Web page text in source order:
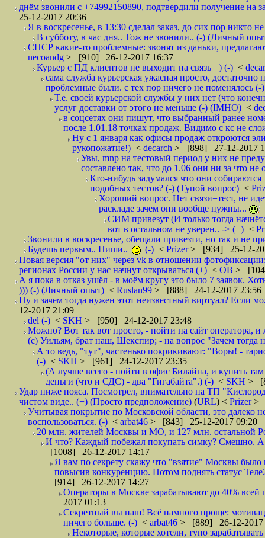
днём звонили с +74992150890, подтвердили получение на
25-12-2017 20:36
Я в воскресенье, в 13:30 сделал заказ, до сих пор никто
В субботу, в час дня.. Тож не звонили.. (-) (Личный
СПСР какие-то проблемные: звонят из даньки,
necoandg > [910] 26-12-2017 16:37
Курьер с ПД клиентов не выходит на связь =) (-) <
сама служба курьерская ужасная просто,
проблемные были. с тех пор ничего не поменялось (-)
Т.е. своей курьерской службы у них нет (что
услуг доставки от этого не меньше (-) (IMHO) <
в соцсетях они пишут, что выбранный ранее
после 1.01.18 точках продаж. Видимо с кс не
Ну с 1 января как офисы продаж откроются
рукопожатие!) < decarch > [898] 27-12-2017
Увы, mnp на тестовый период у них не
составлено так, что до 1.06 они ни за что не
Кто-нибудь задумался что они
подобных тестов? (-) (Тупой вопрос) <
Хороший вопрос. Нет связи=тест, не
раскладе зачем они вообще нужны...
СИМ привезут (И только тогда
вот в остальном не уверен.. -> (+) <
Звонили в воскресенье, обещали привезти, но так и не
Будешь первым.. Пиши..
(-) < Prizer> [934] 25-12-
Новая версия "от них" через vk в отношении
регионах России у нас начнут открываться (+) < ОВ >
А я пока в отказ ушёл - в моём кругу это было 7 заявок.
))) (-) (Личный опыт) < Ruslan99 > [888] 24-12-2017 23:56
Ну и зачем тогда нужен этот неизвестный виртуал? Если
12-2017 21:09
del (-) < SKH > [950] 24-12-2017 23:48
Можно? Вот так вот просто, - пойти на сайт оператора,
(с) Уильям, брат наш, Шекспир; - на вопрос "Зачем тогда
А то ведь, "тут", частенько покрикивают: "Воры! -
(-) < SKH > [961] 24-12-2017 23:35
(А лучше всего - пойти в офис Билайна, и купить
деньги (что и СДС) - два "Гигабайта".) (-) < SKH >
Удар ниже пояса. Посмотрел, внимательно на ТП
чистом виде.. (+) (Просто предположение) (URL) < Prizer>
Учитывая покрытие по Московской области, это далеко
воспользоваться. (-) < arbat46 > [843] 25-12-2017 09:20
20 млн. жителей Москвы и МО, и 127 млн. остальной
И что? Каждый побежал покупать симку? Смешно. А
[1008] 26-12-2017 14:17
Я вам по секрету скажу что "взятие" Москвы
повысив конкуренцию. Потом поднять статус
[914] 26-12-2017 14:27
Операторы в Москве зарабатывают до 40% всей
2017 01:13
Секретный вы наш! Всё намного проще:
ничего больше. (-) < arbat46 > [889] 26-12-2017
Некоторые, которые хотели, тупо